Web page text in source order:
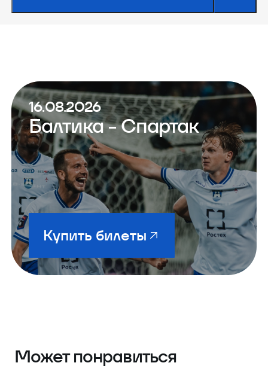
16.08.2026
Балтика - Спартак
Купить билеты
Может понравиться